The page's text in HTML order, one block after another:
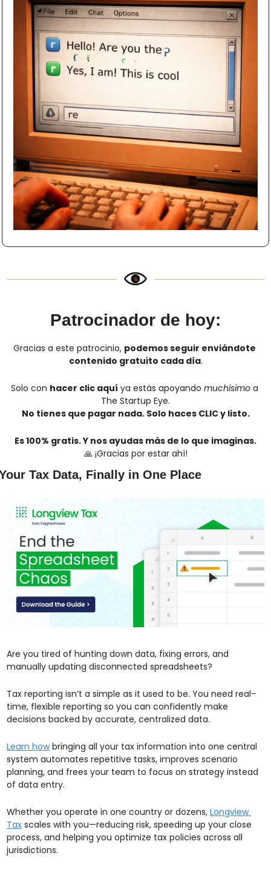
Patrocinador de hoy:
Gracias a este patrocinio, podemos seguir enviándote
contenido gratuito cada día.
Solo con hacer clic aquí ya estás apoyando muchísimo a
The Startup Eye.
No tienes que pagar nada. Solo haces CLIC y listo.
Es 100% gratis. Y nos ayudas más de lo que imaginas.
🙏 ¡Gracias por estar ahí!
Tax Data, Finally in One Place
Are you tired of hunting down data, fixing errors, and
manually updating disconnected spreadsheets?
Tax reporting isn’t a simple as it used to be. You need real-
time, flexible reporting so you can confidently make
decisions backed by accurate, centralized data.
Learn how bringing all your tax information into one central
system automates repetitive tasks, improves scenario
planning, and frees your team to focus on strategy instead
of data entry.
Whether you operate in one country or dozens, Longview
Tax scales with you—reducing risk, speeding up your close
process, and helping you optimize tax policies across all
jurisdictions.